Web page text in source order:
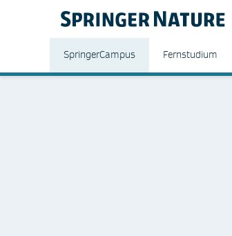
SpringerCampus Fernstudium